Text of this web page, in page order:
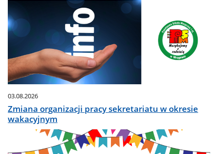
03.08.2026
Zmiana organizacji pracy sekretariatu w okresie
wakacyjnym